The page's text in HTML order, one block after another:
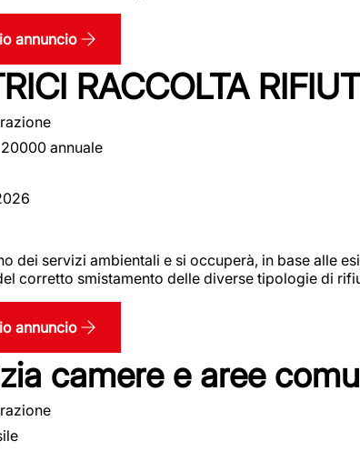
annuncio
RACCOLTA
annuale
dei servizi ambientali e si occuperà, in base alle
corretto smistamento delle diverse tipologie di
annuncio
camere e aree